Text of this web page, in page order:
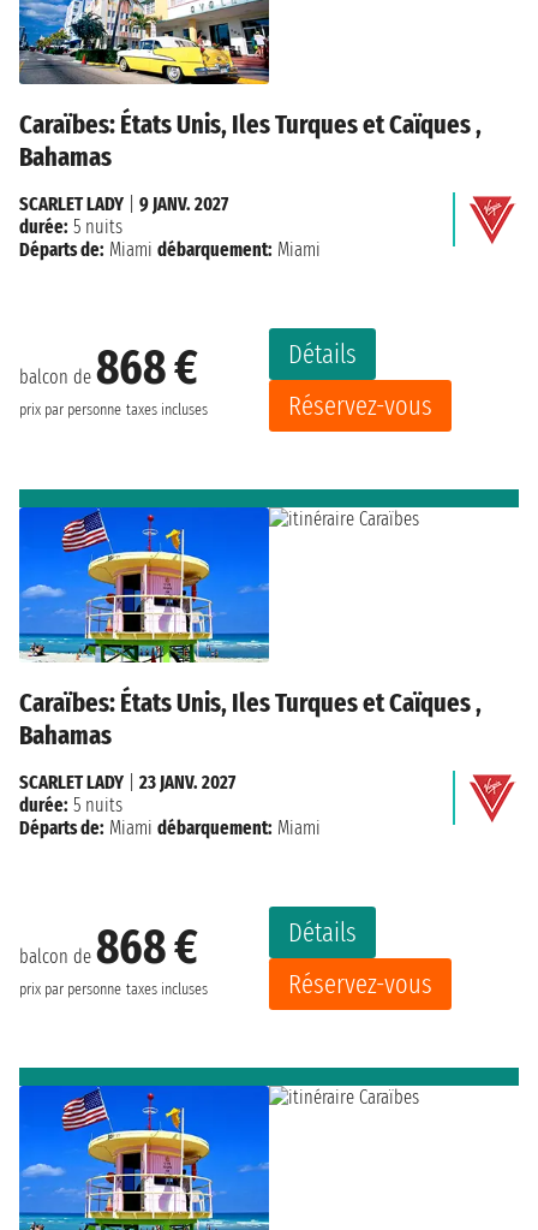
Caraïbes: États Unis, Iles Turques et Caïques ,
Bahamas
balcon de 868 €
prix par personne taxes incluses
Détails
Réservez-vous
SCARLET LADY
9 JANV. 2027
durée: 5 nuits
Départs de: Miami débarquement: Miami
Caraïbes: États Unis, Iles Turques et Caïques ,
Bahamas
balcon de 868 €
prix par personne taxes incluses
Détails
Réservez-vous
SCARLET LADY
23 JANV. 2027
durée: 5 nuits
Départs de: Miami débarquement: Miami